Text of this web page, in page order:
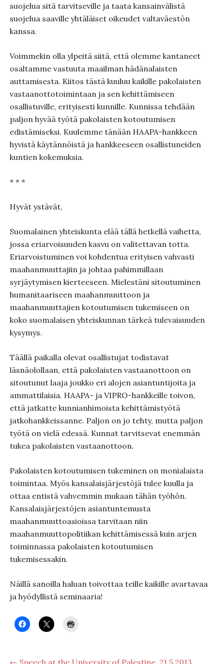
suojelua sitä tarvitseville ja taata kansainvälistä
suojelua saaville yhtäläiset oikeudet valtaväestön
kanssa.
Voimmekin olla ylpeitä siitä, että olemme kantaneet
osaltamme vastuuta maailman hädänalaisten
auttamisesta. Kiitos tästä kuuluu kaikille pakolaisten
vastaanottotoimintaan ja sen kehittämiseen
osallistuville, erityisesti kunnille. Kunnissa tehdään
paljon hyvää työtä pakolaisten kotoutumisen
edistämiseksi. Kuulemme tänään HAAPA-hankkeen
hyvistä käytännöistä ja hankkeeseen osallistuneiden
kuntien kokemuksia.
* * *
Hyvät ystävät,
Suomalainen yhteiskunta elää tällä hetkellä vaihetta,
jossa eriarvoisuuden kasvu on valitettavan totta.
Eriarvoistuminen voi kohdentua erityisen vahvasti
maahanmuuttajiin ja johtaa pahimmillaan
syrjäytymisen kierteeseen. Mielestäni sitoutuminen
humanitaariseen maahanmuuttoon ja
maahanmuuttajien kotoutumisen tukemiseen on
koko suomalaisen yhteiskunnan tärkeä tulevaisuuden
kysymys.
Täällä paikalla olevat osallistujat todistavat
läsnäolollaan, että pakolaisten vastaanottoon on
sitoutunut laaja joukko eri alojen asiantuntijoita ja
ammattilaisia. HAAPA- ja VIPRO-hankkeille toivon,
että jatkatte kunnianhimoista kehittämistyötä
jatkohankkeissanne. Paljon on jo tehty, mutta paljon
työtä on vielä edessä. Kunnat tarvitsevat enemmän
tukea pakolaisten vastaanottoon.
Pakolaisten kotoutumisen tukeminen on monialaista
toimintaa. Myös kansalaisjärjestöjä tulee kuulla ja
ottaa entistä vahvemmin mukaan tähän työhön.
Kansalaisjärjestöjen asiantuntemusta
maahanmuuttoasioissa tarvitaan niin
maahanmuuttopolitiikan kehittämisessä kuin arjen
toiminnassa pakolaisten kotoutumisen
tukemisessakin.
Näillä sanoilla haluan toivottaa teille kaikille avartavaa
ja hyödyllistä seminaaria!
← Speech at the University of Palestine, 21.5.2013